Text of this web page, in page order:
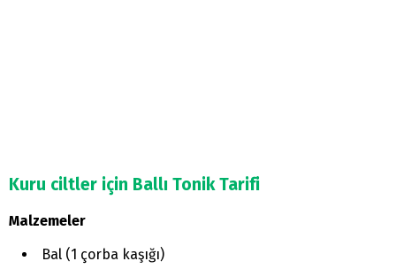
Kuru ciltler için Ballı Tonik Tarifi
Malzemeler
Bal (1 çorba kaşığı)